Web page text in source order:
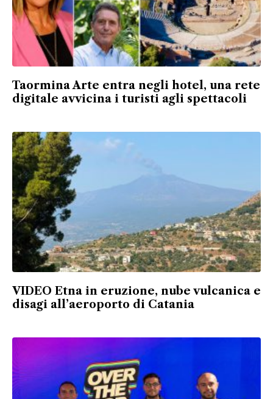
Taormina Arte entra negli hotel, una rete
digitale avvicina i turisti agli spettacoli
VIDEO Etna in eruzione, nube vulcanica e
disagi all’aeroporto di Catania